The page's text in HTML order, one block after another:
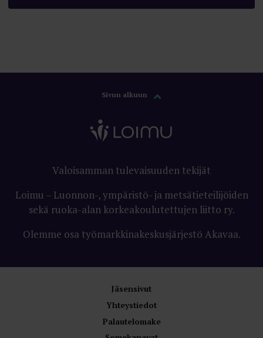
Sivun alkuun
Valoisamman tulevaisuuden tekijät
Loimu – Luonnon-, ympäristö- ja metsätieteilijöiden
sekä ruoka-alan korkeakoulutettujen liitto ry.
Olemme osa työmarkkinakeskusjärjestö Akavaa.
Jäsensivut
Yhteystiedot
Palautelomake